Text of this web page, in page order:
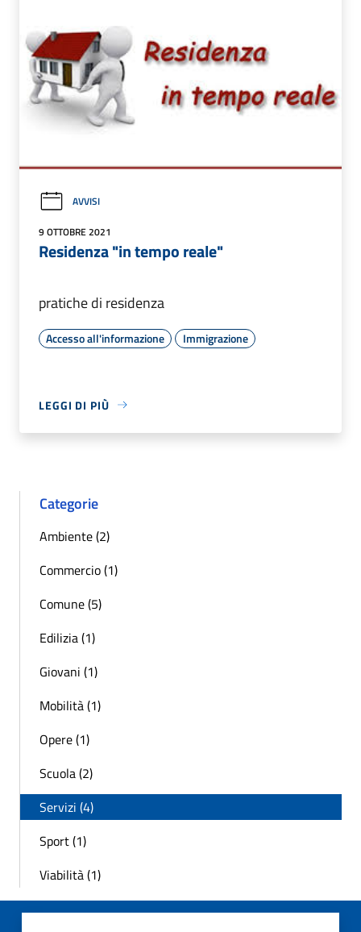
AVVISI
9 OTTOBRE 2021
Residenza "in tempo reale"
pratiche di residenza
Accesso all'informazione Immigrazione
LEGGI DI PIÙ
Categorie
Ambiente (2)
Commercio (1)
Comune (5)
Edilizia (1)
Giovani (1)
Mobilità (1)
Opere (1)
Scuola (2)
Servizi (4)
Sport (1)
Viabilità (1)